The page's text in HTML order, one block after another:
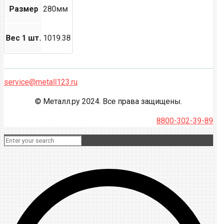
Размер 280мм
Вес 1 шт. 1019.38
service@metall123.ru
© Металл.ру 2024. Все права защищены.
8800-302-39-89